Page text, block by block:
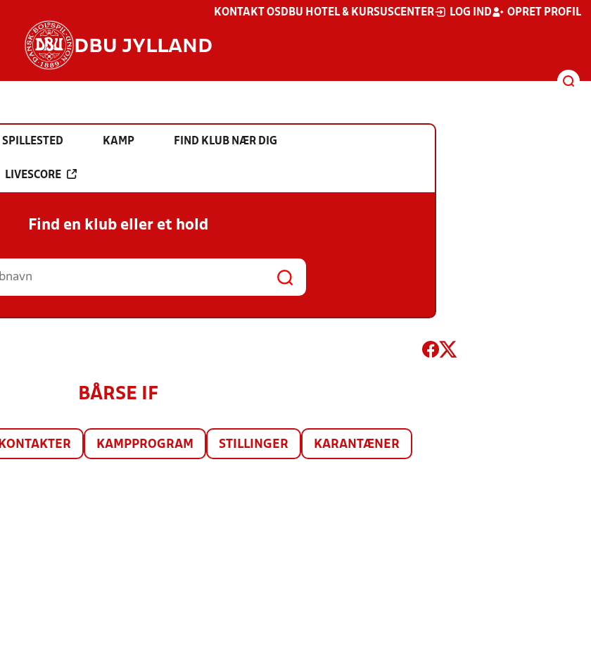
KONTAKT OS DBU HOTEL & KURSUSCENTER LOG IND OPRET PROFIL
DBU JYLLAND
SPILLESTED KAMP FIND KLUB NÆR DIG
LIVESCORE
Find en klub eller et hold
BÅRSE IF
KONTAKTER KAMPPROGRAM STILLINGER KARANTÆNER